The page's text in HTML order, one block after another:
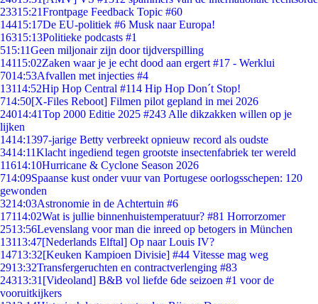
23315:21Frontpage Feedback Topic #60
14415:17De EU-politiek #6 Musk naar Europa!
16315:13Politieke podcasts #1
515:11Geen miljonair zijn door tijdverspilling
14115:02Zaken waar je je echt dood aan ergert #17 - Werklui
7014:53Afvallen met injecties #4
13114:52Hip Hop Central #114 Hip Hop Don´t Stop!
714:50[X-Files Reboot] Filmen pilot gepland in mei 2026
24014:41Top 2000 Editie 2025 #243 Alle dikzakken willen op je
lijken
1414:1397-jarige Betty verbreekt opnieuw record als oudste
3414:11Klacht ingediend tegen grootste insectenfabriek ter wereld
11614:10Hurricane & Cyclone Season 2026
714:09Spaanse kust onder vuur van Portugese oorlogsschepen: 120
gewonden
3214:03Astronomie in de Achtertuin #6
17114:02Wat is jullie binnenhuistemperatuur? #81 Horrorzomer
2513:56Levenslang voor man die inreed op betogers in München
13113:47[Nederlands Elftal] Op naar Louis IV?
14713:32[Keuken Kampioen Divisie] #44 Vitesse mag weg
2913:32Transfergeruchten en contractverlenging #83
24313:31 [Videoland] B&B vol liefde 6de seizoen #1 voor de
vooruitkijkers